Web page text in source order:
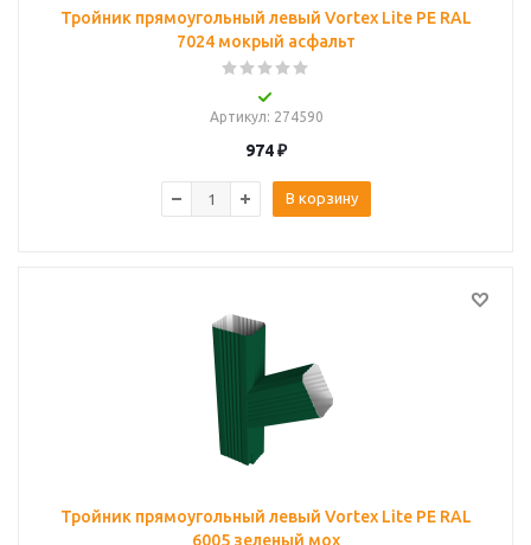
Тройник прямоугольный левый Vortex Lite PE RAL
7024 мокрый асфальт
Артикул: 274590
974₽
В корзину
Тройник прямоугольный левый Vortex Lite PE RAL
6005 зеленый мох